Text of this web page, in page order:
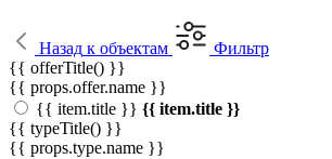
Назад к объектам
Фильтр
{{ offerTitle() }}
{{ props.offer.name }}
{{ item.title }} {{ item.title }}
{{ typeTitle() }}
{{ props.type.name }}